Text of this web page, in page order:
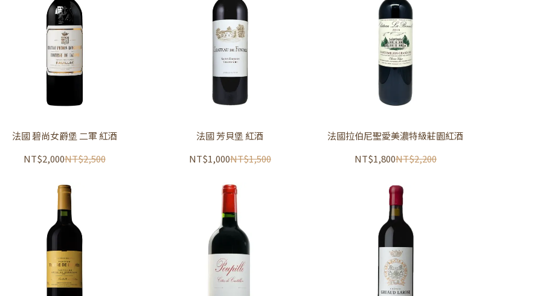
法國 碧尚女爵堡 二軍 紅酒
NT$2,000NT$2,500
法國 芳貝堡 紅酒
NT$1,000NT$1,500
法國拉伯尼聖愛美濃特級莊園紅酒
NT$1,800NT$2,200